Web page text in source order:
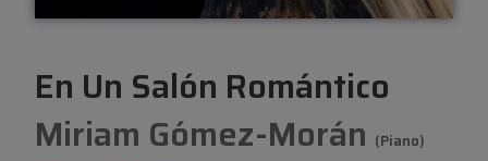
En Un Salón Romántico
Miriam Gómez-Morán (Piano)